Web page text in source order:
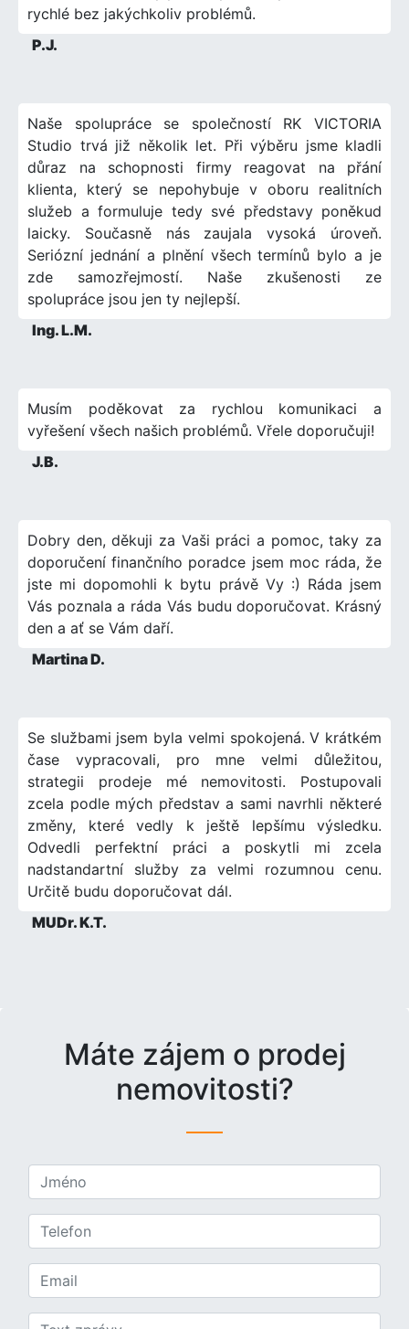
rychlé bez jakýchkoliv problémů.
P.J.
Naše spolupráce se společností RK VICTORIA
Studio trvá již několik let. Při výběru jsme kladli
důraz na schopnosti firmy reagovat na přání
klienta, který se nepohybuje v oboru realitních
služeb a formuluje tedy své představy poněkud
laicky. Současně nás zaujala vysoká úroveň.
Seriózní jednání a plnění všech termínů bylo a je
zde samozřejmostí. Naše zkušenosti ze
spolupráce jsou jen ty nejlepší.
Ing. L.M.
Musím poděkovat za rychlou komunikaci a
vyřešení všech našich problémů. Vřele doporučuji!
J.B.
Dobry den, děkuji za Vaši práci a pomoc, taky za
doporučení finančního poradce jsem moc ráda, že
jste mi dopomohli k bytu právě Vy :) Ráda jsem
Vás poznala a ráda Vás budu doporučovat. Krásný
den a ať se Vám daří.
Martina D.
Se službami jsem byla velmi spokojená. V krátkém
čase vypracovali, pro mne velmi důležitou,
strategii prodeje mé nemovitosti. Postupovali
zcela podle mých představ a sami navrhli některé
změny, které vedly k ještě lepšímu výsledku.
Odvedli perfektní práci a poskytli mi zcela
nadstandartní služby za velmi rozumnou cenu.
Určitě budu doporučovat dál.
MUDr. K.T.
Máte zájem o prodej
nemovitosti?